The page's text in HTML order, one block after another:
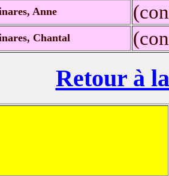
Anne
Chantal
Retour à